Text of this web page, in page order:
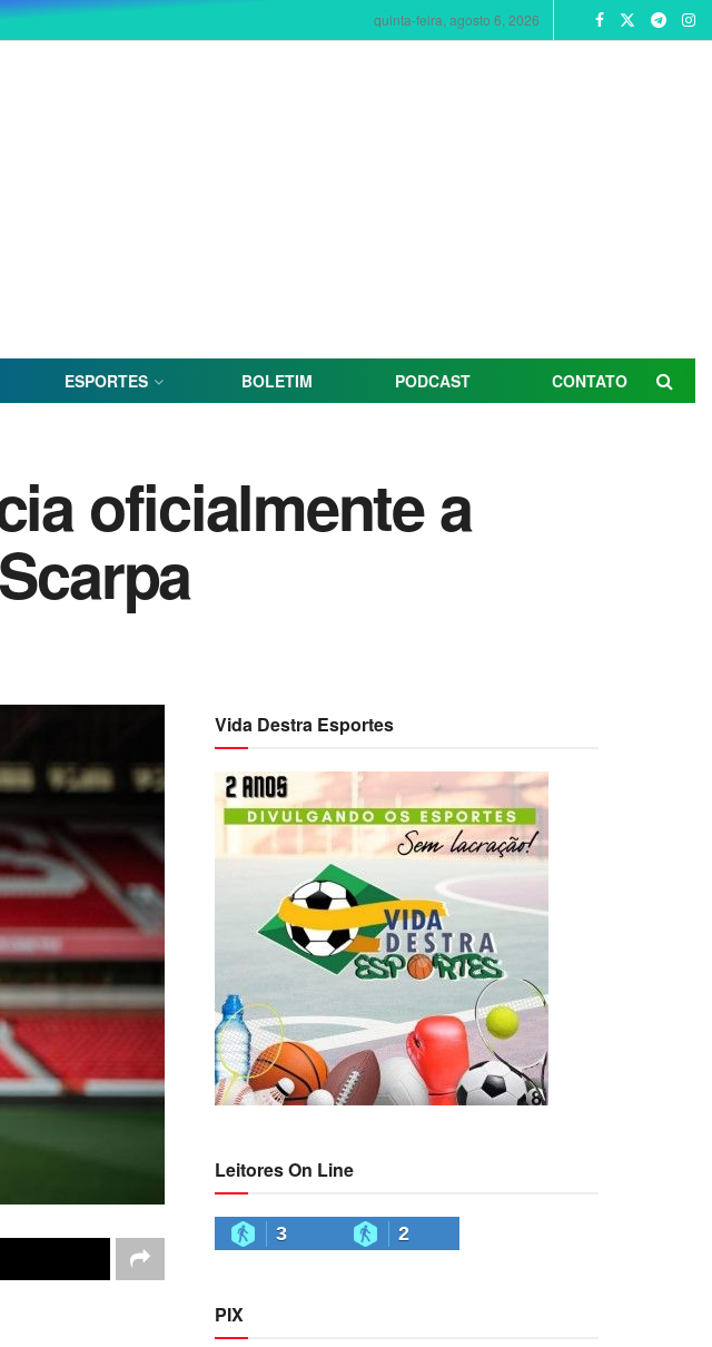
quinta-feira, agosto 6, 2026
ESPORTES BOLETIM PODCAST CONTATO
oficialmente a
Vida Destra Esportes
Leitores On Line
3 2
PIX